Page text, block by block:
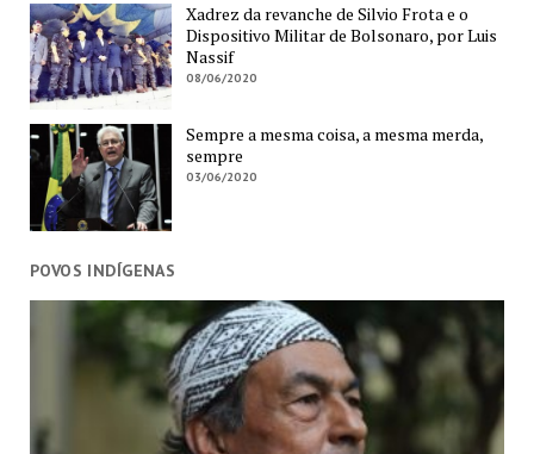
Xadrez da revanche de Silvio Frota e o
Dispositivo Militar de Bolsonaro, por Luis
Nassif
08/06/2020
Sempre a mesma coisa, a mesma merda,
sempre
03/06/2020
POVOS INDÍGENAS